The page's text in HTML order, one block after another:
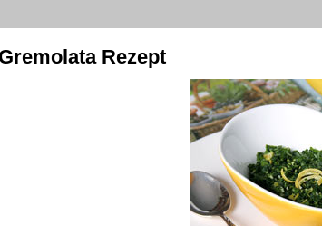
Gremolata Rezept